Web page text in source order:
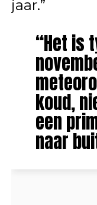
jaar.”
“Het is
koud,
een
naar